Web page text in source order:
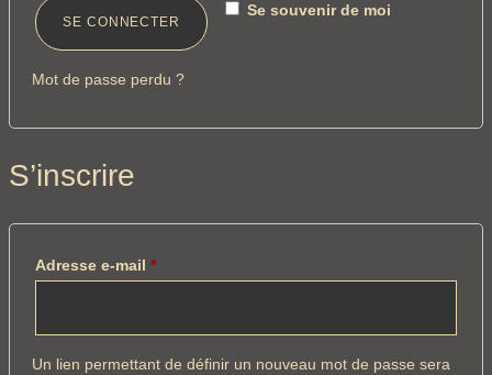
Se souvenir de moi
SE CONNECTER
Mot de passe perdu ?
S’inscrire
Adresse e-mail *
Un lien permettant de définir un nouveau mot de passe sera